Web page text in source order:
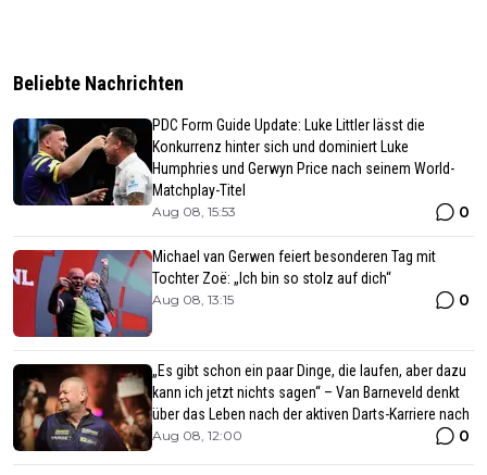
Beliebte Nachrichten
PDC Form Guide Update: Luke Littler lässt die
Konkurrenz hinter sich und dominiert Luke
Humphries und Gerwyn Price nach seinem World-
Matchplay-Titel
Aug 08, 15:53 0
Michael van Gerwen feiert besonderen Tag mit
Tochter Zoë: „Ich bin so stolz auf dich“
Aug 08, 13:15 0
„Es gibt schon ein paar Dinge, die laufen, aber dazu
kann ich jetzt nichts sagen“ – Van Barneveld denkt
über das Leben nach der aktiven Darts-Karriere nach
Aug 08, 12:00 0